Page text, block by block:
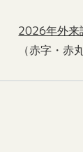
2026年外来
（赤字・赤